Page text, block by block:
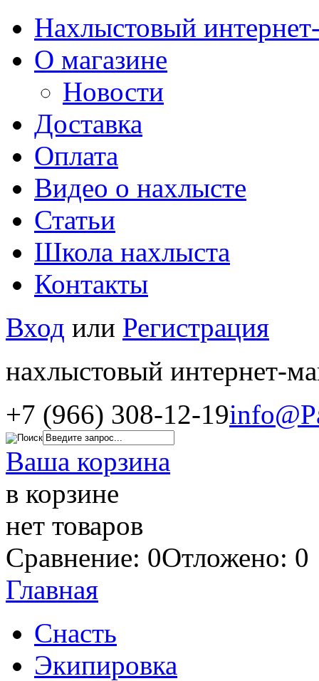
Нахлыстовый
О магазине
Новости
Доставка
Оплата
Видео о нахлысте
Статьи
Школа нахлыста
Контакты
Вход или Регистрация
нахлыстовый интернет-
+7 (966) 308-12-19
Ваша корзина
в корзине
нет товаров
Сравнение: 0Отложено: 0
Главная
Снасть
Экипировка